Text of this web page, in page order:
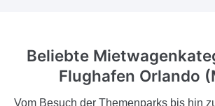
Beliebte
Flughafen Orlando
Vom Besuch der Themenparks bis hin